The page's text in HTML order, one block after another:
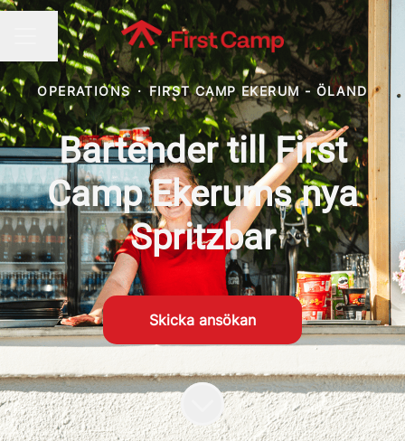
KARRIÄRMENY
Byt språk
OPERATIONS · FIRST CAMP EKERUM - ÖLAND
Bartender till First
Camp Ekerums nya
Spritzbar
Skicka ansökan